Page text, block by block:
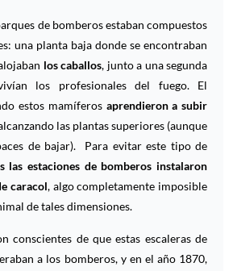
de bomberos estaban compuestos
una planta baja donde se encontraban
los caballos, junto a una segunda
los profesionales del fuego. El
estos mamíferos aprendieron a subir
las plantas superiores (aunque
de bajar). Para evitar este tipo de
las estaciones de bomberos instalaron
caracol, algo completamente imposible
de tales dimensiones.
conscientes de que estas escaleras de
a los bomberos, y en el año 1870,